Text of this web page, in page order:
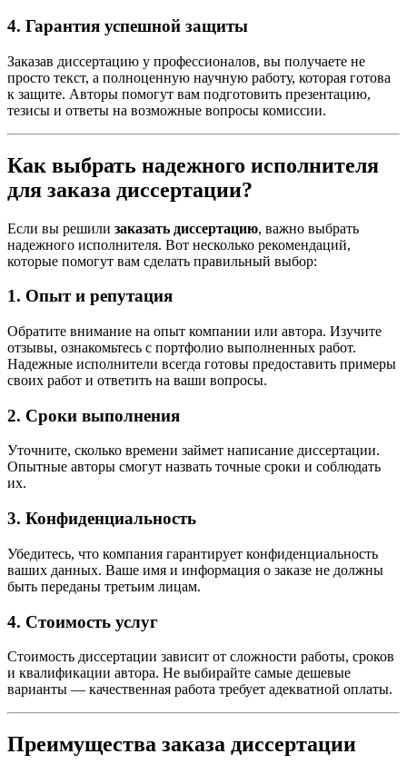
4. Гарантия успешной защиты
Заказав диссертацию у профессионалов, вы получаете не
просто текст, а полноценную научную работу, которая готова
к защите. Авторы помогут вам подготовить презентацию,
тезисы и ответы на возможные вопросы комиссии.
Как выбрать надежного исполнителя
для заказа диссертации?
Если вы решили заказать диссертацию, важно выбрать
надежного исполнителя. Вот несколько рекомендаций,
которые помогут вам сделать правильный выбор:
1. Опыт и репутация
Обратите внимание на опыт компании или автора. Изучите
отзывы, ознакомьтесь с портфолио выполненных работ.
Надежные исполнители всегда готовы предоставить примеры
своих работ и ответить на ваши вопросы.
2. Сроки выполнения
Уточните, сколько времени займет написание диссертации.
Опытные авторы смогут назвать точные сроки и соблюдать
их.
3. Конфиденциальность
Убедитесь, что компания гарантирует конфиденциальность
ваших данных. Ваше имя и информация о заказе не должны
быть переданы третьим лицам.
4. Стоимость услуг
Стоимость диссертации зависит от сложности работы, сроков
и квалификации автора. Не выбирайте самые дешевые
варианты — качественная работа требует адекватной оплаты.
Преимущества заказа диссертации